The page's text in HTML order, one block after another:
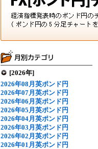
[2026年]
2026年08月英ポンド円
2026年07月英ポンド円
2026年06月英ポンド円
2026年05月英ポンド円
2026年04月英ポンド円
2026年03月英ポンド円
2026年02月英ポンド円
2026年01月英ポンド円